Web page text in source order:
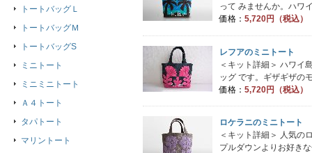
って みませんか。ハワ
価格： 5,720円（税込）
レフアのミニトート
＜キット詳細＞ ハワイ
ッグ です。ギザギザの
価格： 5,720円（税込）
ロケラニのミニトート
＜キット詳細＞ 人気の
プルダウンよりお好き
トートバッグＬ
トートバッグＭ
トートバッグS
ミニトート
ミニミニトート
Ａ４トート
タパトート
マリントート